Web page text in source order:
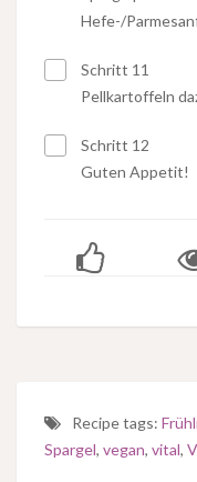
Hefe-/
Schritt 11
Pellkartoffeln
Schritt 12
Guten Appetit!
Recipe tags:
Spargel, vegan, vital,